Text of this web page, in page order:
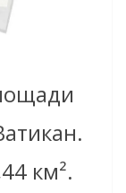
км².